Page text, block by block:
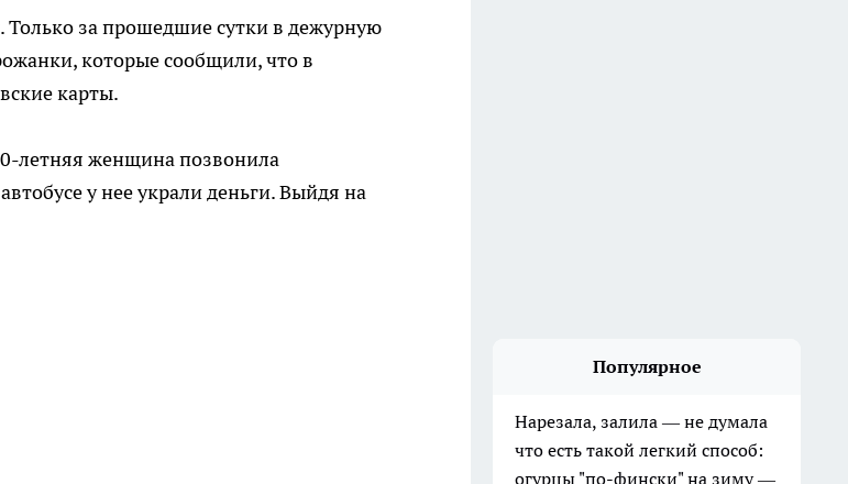
Только за прошедшие сутки в дежурную
которые сообщили, что в
карты.
летняя женщина позвонила
у нее украли деньги. Выйдя на
Популярное
Нарезала, залила — не думала
что есть такой легкий способ:
огурцы "по-фински" на зиму —